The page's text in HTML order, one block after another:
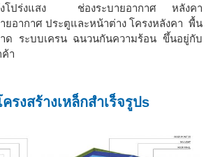
นังโปร่งแสง ช่องระบายอากาศ หลังคา
ยอากาศ ประตูและหน้าต่าง โครงหลังคา พื้น
ด ระบบเครน ฉนวนกันความร้อน ขึ้นอยู่กับ
า
รงสร้างเหล็กสำเร็จรูปs